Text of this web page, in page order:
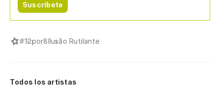
Suscríbete
#12por8Ilusão Rutilante
Todos los artistas